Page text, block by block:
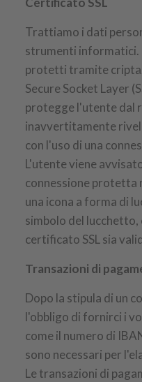
Trattiamo i dati
strumenti informatici.
protetti tramite
Secure Socket Layer
protegge l'utente dal
inavvertitamente
con l'uso di una
L'utente viene
connessione protetta
una icona a forma di
simbolo del lucchetto,
certificato SSL sia
Transazioni di
Dopo la stipula di un
l'obbligo di fornirci i
come il numero di
sono necessari per
Le transazioni di